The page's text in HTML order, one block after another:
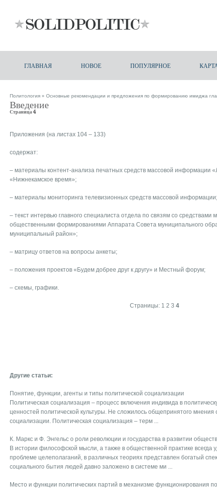
ГЛАВНАЯ НОВОЕ ПОПУЛЯРНОЕ
Политология » Основные рекомендации и предложения по формированию имиджа
Введение
Страница 4
Приложения (на листах 104 – 133)
содержат:
– материалы контент-анализа печатных средств массовой информации
«Нижнекамское время»;
– материалы мониторинга телевизионных средств массовой информации;
– текст интервью главного специалиста отдела по связям со
общественными формированиями Аппарата Совета муниципального
муниципальный район»;
– матрицу ответов на вопросы анкеты;
– положения проектов «Будем добрее друг к другу» и Местный форум;
– схемы, графики.
Страницы: 1 2 3 4
Другие статьи:
Понятие, функции, агенты и типы политической социализации
Политическая социализация – процесс включения индивида в
ценностей политической культуры. Не сложилось общепринятого мнения
социализации. Политическая социализация – терм ...
К. Маркс и Ф. Энгельс о роли революции и государства в развитии
В истории философской мысли, а также в общественной практике
проблеме целеполаганий, в различных теориях представлен богатый
социального бытия людей давно заложено в системе ми ...
Место и функции политических партий в механизме функционирования